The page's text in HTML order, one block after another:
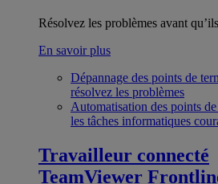
Résolvez les problèmes avant
En savoir plus
Dépannage des points de
résolvez les problèmes
Automatisation des points
les tâches informatiques
Travailleur connecté
TeamViewer